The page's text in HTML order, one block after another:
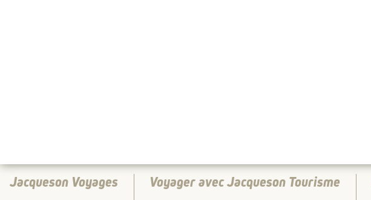
Jacqueson Voyages Voyager avec Jacqueson Tourisme